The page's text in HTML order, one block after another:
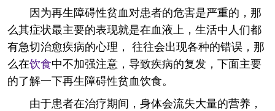
因为再生障碍性贫血对患者的危害是严重的，那
么其症状最主要的表现就是在血液上，生活中人们都
有急切治愈疾病的心理， 往往会出现各种的错误，那
么在饮食中不加强注意，导致疾病的复发，下面主要
的了解一下再生障碍性贫血饮食。
由于患者在治疗期间，身体会流失大量的营养，